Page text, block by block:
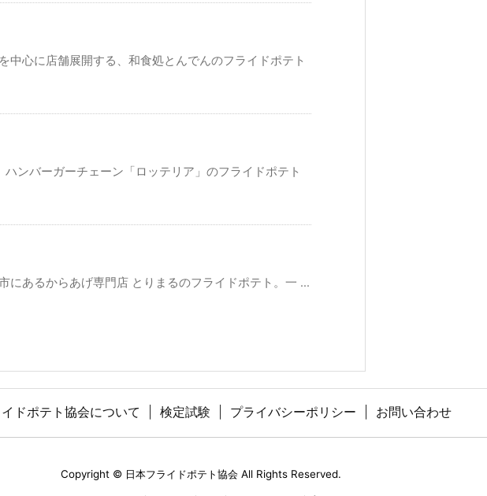
中心に店舗展開する、和食処とんでんのフライドポテト
ンバーガーチェーン「ロッテリア」のフライドポテト
にあるからあげ専門店 とりまるのフライドポテト。一 ...
ドポテト協会について 検定試験 プライバシーポリシー お問い合わせ
Copyright © 日本フライドポテト協会 All Rights Reserved.